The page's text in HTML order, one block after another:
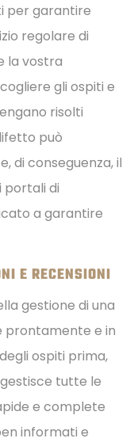
per garantire
regolare di
la vostra
gli ospiti e
risolti
può
di conseguenza, il
portali di
a garantire
E RECENSIONI
gestione di una
prontamente e in
ospiti prima,
tutte le
e complete
informati e